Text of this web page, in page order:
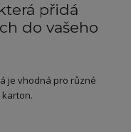
přidá
do vašeho
je vhodná pro různé